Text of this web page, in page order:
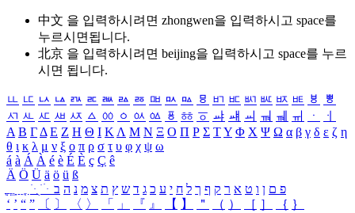
中文 을 입력하시려면 zhongwen을 입력하시고 space를
누르시면됩니다.
北京 을 입력하시려면 beijing을 입력하시고 space를 누르
시면 됩니다.
ㅥ ㅦ ㅧ ㅨ ㅩ ㅪ ㅫ ㅬ ㅭ ㅮ ㅯ ㅰ ㅱ ㅲ ㅳ ㅴ ㅵ ㅶ ㅷ ㅸ
ㅹ
ㅺ ㅻ ㅼ ㅽ ㅾ ㅿ ㆀ ㆁ ㆂ ㆃ ㆄ ㆅ ㆆ ㆇ ㆈ ㆉ ㆊ ㆋ ㆌ ㆍ
ㆎ
Α Β ΓΔ Ε Ζ Η Θ Ι ΚΛ Μ Ν Ξ Ο Π Ρ Σ ΤΥ Φ Χ Ψ Ω α β γ δ ε ζ η
θ ι κ λ μ ν ξ ο π ρ σ τ υ φ χ ψ ω
á à Á À é è É È ç Ç ê
Ä Ö Ü ä ö ü ß
ִֶֹ ֻּ ׁׂ פ ם ן ו ט א ר ק ף ך ל ח י ע כ ג ד ש ץ ת צ מ נ ה ב
‘ ’ “ ” 〔 〕 〈 〉 「 」 『 』 【 】 ＂ （ ） ［ ］ ｛ ｝